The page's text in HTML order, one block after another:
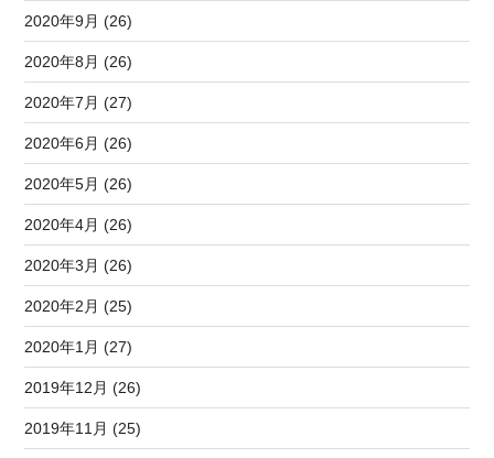
2020年9月 (26)
2020年8月 (26)
2020年7月 (27)
2020年6月 (26)
2020年5月 (26)
2020年4月 (26)
2020年3月 (26)
2020年2月 (25)
2020年1月 (27)
2019年12月 (26)
2019年11月 (25)